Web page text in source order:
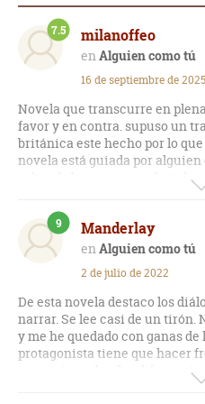
milanoffeo
Alguien como tú
7.5
16 de septiembre de 2025
Novela que transcurre en
favor y en contra. supuso un
británica este hecho por lo
novela está guiada por
sabor de boca, a pesar de todo.
Está amenizada con un
protagonizada por dos
edad, casi 20 años. Creo que
Humor inglés como no, que se
que otra nota de pasable
protagonistas, salpicada de
por un par de niños, que
cómica a la historia.
( Por cierto, no se si a ustedes
Manderlay
Alguien como tú
9
2 de julio de 2022
De esta novela destaco los
narrar. Se lee casi de un tirón.
y me he quedado con ganas de
protagonista tiene que hacer
prejuicios sobre las diferencias
con la votación del Brexit